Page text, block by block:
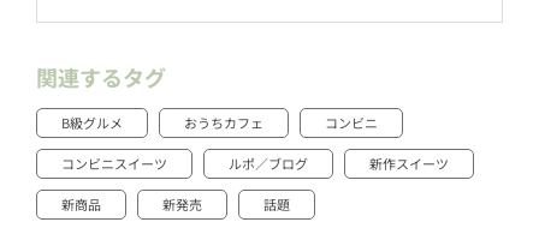
関連するタグ
B級グルメ おうちカフェ コンビニ
コンビニスイーツ ルポ／ブログ 新作スイーツ
新商品 新発売 話題